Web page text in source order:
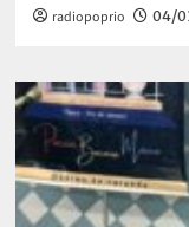
radiopoprio 04/